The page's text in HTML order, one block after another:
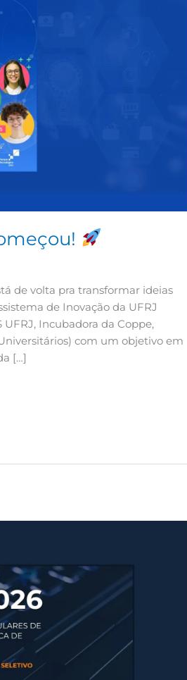
de volta pra transformar ideias
de Inovação da UFRJ
UFRJ, Incubadora da Coppe,
com um objetivo em
[…]